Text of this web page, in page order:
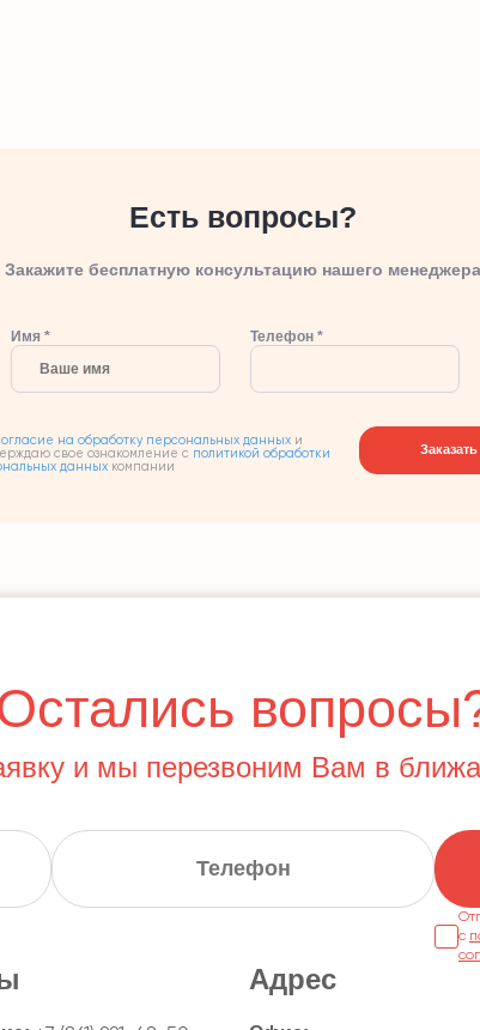
Есть вопросы?
Закажите бесплатную консультацию нашего менеджера
Имя * Телефон *
на обработку персональных данных и
свое ознакомление с политикой обработки
данных компании
Заказать
и мы перезвоним Вам в
с
Адрес